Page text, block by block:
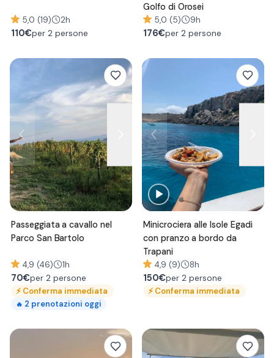
5,0 (19) 2h
110€per 2 persone
Golfo di Orosei
5,0 (5) 9h
176€per 2 persone
Passeggiata a cavallo nel
Parco San Bartolo
4,9 (46) 1h
70€per 2 persone
⚡Conferma immediata
🔥 2 prenotazioni oggi
Minicrociera alle Isole Egadi
con pranzo a bordo da
Trapani
4,9 (9) 8h
150€per 2 persone
⚡Conferma immediata